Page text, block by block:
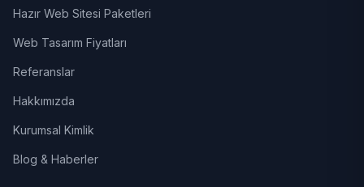
Hazır Web Sitesi Paketleri
Web Tasarım Fiyatları
Referanslar
Hakkımızda
Kurumsal Kimlik
Blog & Haberler